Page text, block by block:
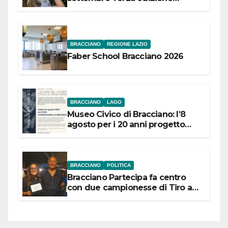
BRACCIANO REGIONE LAZIO
Faber School Bracciano 2026
BRACCIANO LAGO
Museo Civico di Bracciano: l’8
agosto per i 20 anni progetto
BRACCIANO POLITICA
Bracciano Partecipa fa centro
con due campionesse di Tiro a